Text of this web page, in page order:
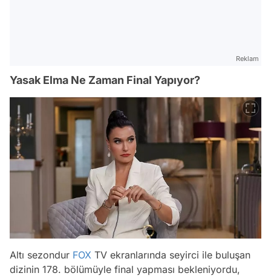
Reklam
Yasak Elma Ne Zaman Final Yapıyor?
Altı sezondur FOX TV ekranlarında seyirci ile buluşan
dizinin 178. bölümüyle final yapması bekleniyordu,